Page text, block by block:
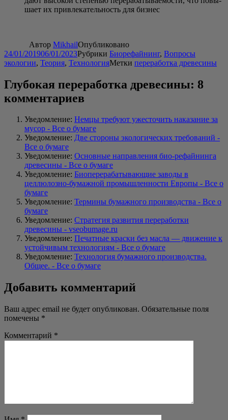
ша­ет их при­вле­ка­тель­ность для бизнес
Автор MikhailОпубликовано
24/01/201906/01/2023Рубрики Биорефайнинг, Вопросы
экологии, Теория, ТехнологияМетки переработка древесины
Глубокая переработка древесины: 8
комментариев
Уведомление: Немцы требуют ужесточить наказание за
мусор - Все о бумаге
Уведомление: Две стороны экологических требований -
Все о бумаге
Уведомление: Основные направления био-рефайнинга
древесины - Все о бумаге
Уведомление: Биоперерабатывающие заводы в
целлюлозно-бумажной промышленности Европы - Все о
бумаге
Уведомление: Термины бумажного производства - Все о
бумаге
Уведомление: Стратегия развития переработки
древесины - vseobumage.ru
Уведомление: Печатные краски без масла — движение к
устойчивым технологиям - Все о бумаге
Уведомление: Технология бумажного производства.
Общее. - Все о бумаге
Добавить комментарий
Ваш адрес email не будет опубликован. Обязательные поля
помечены *
Комментарий *